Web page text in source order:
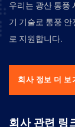
우리는 광산 통풍
기 기술로 통풍
로 지원합니다.
회사 정보 더 보
회사 관련 링